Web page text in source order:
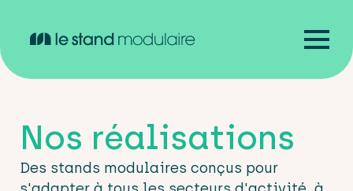
Nos réalisations
Des stands modulaires conçus pour